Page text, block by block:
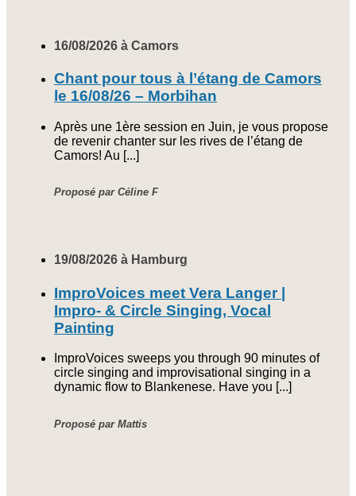
16/08/2026 à Camors
Chant pour tous à l’étang de Camors
le 16/08/26 – Morbihan
Après une 1ère session en Juin, je vous propose
de revenir chanter sur les rives de l’étang de
Camors! Au [...]
Proposé par Céline F
19/08/2026 à Hamburg
ImproVoices meet Vera Langer |
Impro- & Circle Singing, Vocal
Painting
ImproVoices sweeps you through 90 minutes of
circle singing and improvisational singing in a
dynamic flow to Blankenese. Have you [...]
Proposé par Mattis